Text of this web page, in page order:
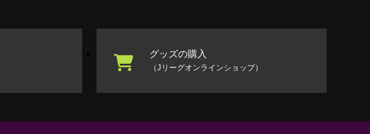
グッズの購入
（Jリーグオンラインショップ）